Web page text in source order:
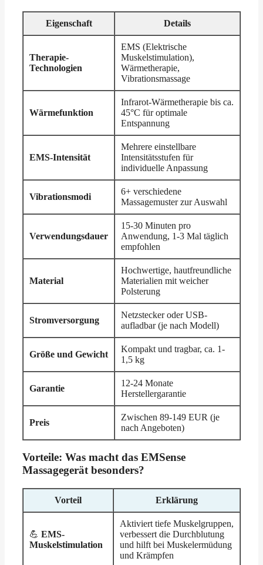
Eigenschaft Details
Therapie-
Technologien
EMS (Elektrische
Muskelstimulation),
Wärmetherapie,
Vibrationsmassage
Wärmefunktion
Infrarot-Wärmetherapie bis ca.
45°C für optimale
Entspannung
EMS-Intensität
Mehrere einstellbare
Intensitätsstufen für
individuelle Anpassung
Vibrationsmodi
6+ verschiedene
Massagemuster zur Auswahl
Verwendungsdauer
15-30 Minuten pro
Anwendung, 1-3 Mal täglich
empfohlen
Material
Hochwertige, hautfreundliche
Materialien mit weicher
Polsterung
Stromversorgung
Netzstecker oder USB-
aufladbar (je nach Modell)
Größe und Gewicht
Kompakt und tragbar, ca. 1-
1,5 kg
Garantie
12-24 Monate
Herstellergarantie
Preis
Zwischen 89-149 EUR (je
nach Angeboten)
Vorteile: Was macht das EMSense
Massagegerät besonders?
Vorteil Erklärung
💪 EMS-
Muskelstimulation
Aktiviert tiefe Muskelgruppen,
verbessert die Durchblutung
und hilft bei Muskelermüdung
und Krämpfen